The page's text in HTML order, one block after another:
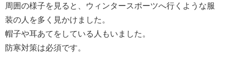
周囲の様子を見ると、ウィンタースポーツへ行くような服
装の人を多く見かけました。
帽子や耳あてをしている人もいました。
防寒対策は必須です。